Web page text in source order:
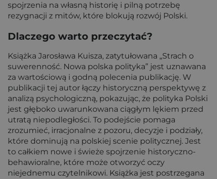
spojrzenia na własną historię i pilną potrzebę
rezygnacji z mitów, które blokują rozwój Polski.
Dlaczego warto przeczytać?
Książka Jarosława Kuisza, zatytułowana „Strach o
suwerenność. Nowa polska polityka” jest uznawana
za wartościową i godną polecenia publikację. W
publikacji tej autor łączy historyczną perspektywę z
analizą psychologiczną, pokazując, że polityka Polski
jest głęboko uwarunkowana ciągłym lękiem przed
utratą niepodległości. To podejście pomaga
zrozumieć, irracjonalne z pozoru, decyzje i podziały,
które dominują na polskiej scenie politycznej. Jest
to całkiem nowe i świeże spojrzenie historyczno-
behawioralne, które może otworzyć oczy
niejednemu czytelnikowi. Książka jest postrzegana